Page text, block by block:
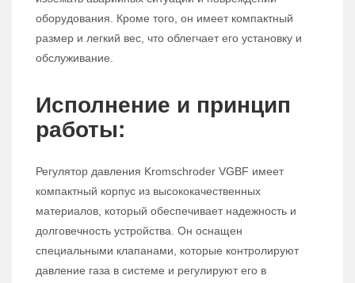
оборудования. Кроме того, он имеет компактный
размер и легкий вес, что облегчает его установку и
обслуживание.
Исполнение и принцип
работы:
Регулятор давления Kromschroder VGBF имеет
компактный корпус из высококачественных
материалов, который обеспечивает надежность и
долговечность устройства. Он оснащен
специальными клапанами, которые контролируют
давление газа в системе и регулируют его в